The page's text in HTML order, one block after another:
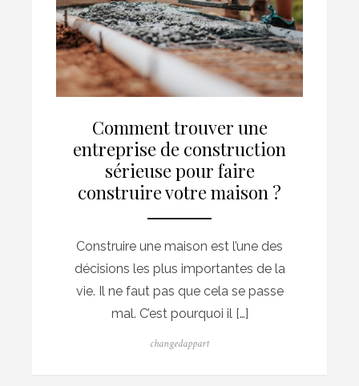
Comment trouver une
entreprise de construction
sérieuse pour faire
construire votre maison ?
Construire une maison est l’une des
décisions les plus importantes de la
vie. Il ne faut pas que cela se passe
mal. C’est pourquoi il […]
Posted
Author
changedappart